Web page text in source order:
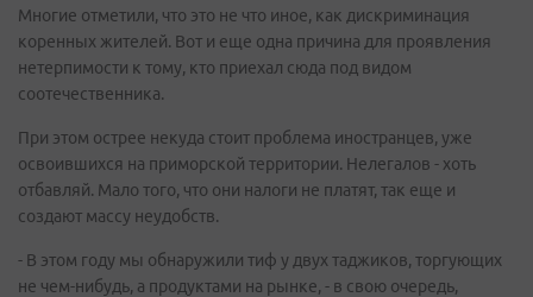
Многие отметили, что это не что иное, как дискриминация
коренных жителей. Вот и еще одна причина для проявления
нетерпимости к тому, кто приехал сюда под видом
соотечественника.
При этом острее некуда стоит проблема иностранцев, уже
освоившихся на приморской территории. Нелегалов - хоть
отбавляй. Мало того, что они налоги не платят, так еще и
создают массу неудобств.
- В этом году мы обнаружили тиф у двух таджиков, торгующих
не чем-нибудь, а продуктами на рынке, - в свою очередь,